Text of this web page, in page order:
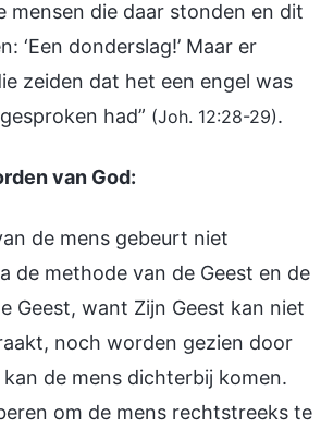
mensen die daar stonden en dit
‘Een donderslag!’ Maar er
zeiden dat het een engel was
had” (Joh. 12:28-29).
van God:
de mens gebeurt niet
de methode van de Geest en de
Geest, want Zijn Geest kan niet
noch worden gezien door
de mens dichterbij komen.
om de mens rechtstreeks te